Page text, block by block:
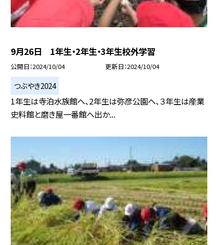
9月26日 1年生・2年生・3年生校外学習
公開日 2024/10/04 更新日 2024/10/04
つぶやき2024
1年生は寺泊水族館へ、2年生は弥彦公園へ、３年生は産業
史料館と磨き屋一番館へ出か...